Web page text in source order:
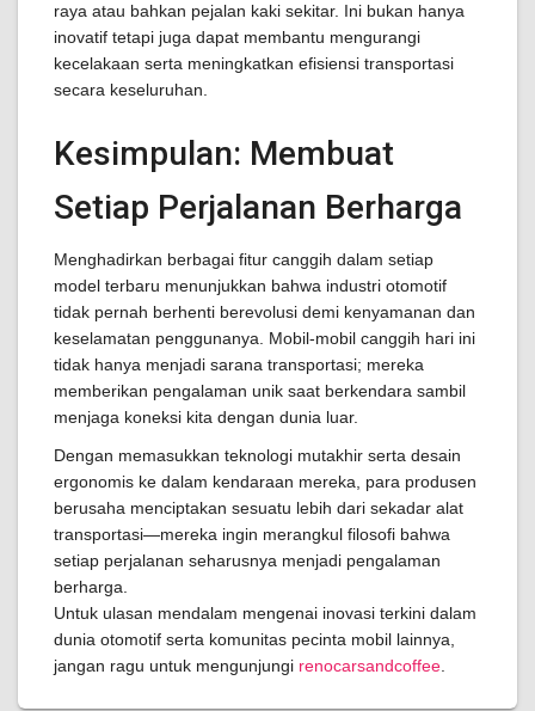
raya atau bahkan pejalan kaki sekitar. Ini bukan hanya
inovatif tetapi juga dapat membantu mengurangi
kecelakaan serta meningkatkan efisiensi transportasi
secara keseluruhan.
Kesimpulan: Membuat
Setiap Perjalanan Berharga
Menghadirkan berbagai fitur canggih dalam setiap
model terbaru menunjukkan bahwa industri otomotif
tidak pernah berhenti berevolusi demi kenyamanan dan
keselamatan penggunanya. Mobil-mobil canggih hari ini
tidak hanya menjadi sarana transportasi; mereka
memberikan pengalaman unik saat berkendara sambil
menjaga koneksi kita dengan dunia luar.
Dengan memasukkan teknologi mutakhir serta desain
ergonomis ke dalam kendaraan mereka, para produsen
berusaha menciptakan sesuatu lebih dari sekadar alat
transportasi—mereka ingin merangkul filosofi bahwa
setiap perjalanan seharusnya menjadi pengalaman
berharga.
Untuk ulasan mendalam mengenai inovasi terkini dalam
dunia otomotif serta komunitas pecinta mobil lainnya,
jangan ragu untuk mengunjungi renocarsandcoffee